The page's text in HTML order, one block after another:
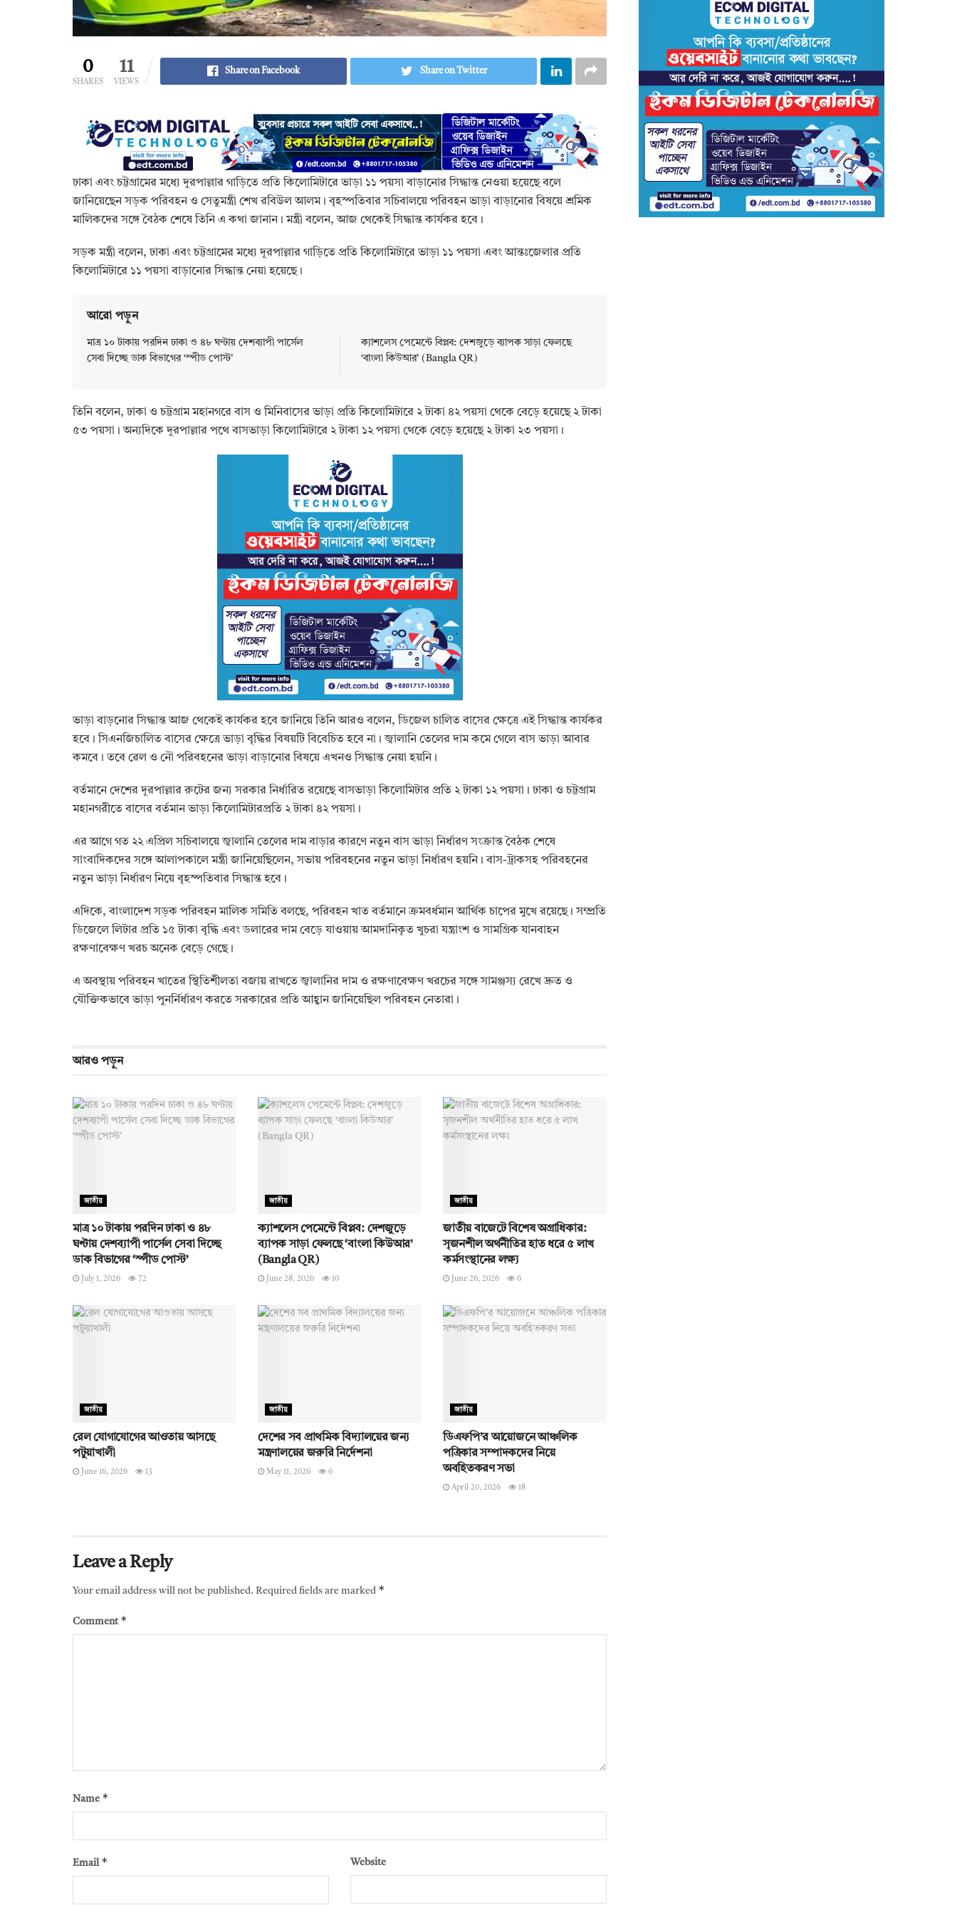
0
SHARES
11
VIEWS
Share on Facebook Share on Twitter
ঢাকা এবং চট্টগ্রামের মধ্যে দূরপাল্লার গাড়িতে প্রতি কিলোমিটারে ভাড়া ১১ পয়সা বাড়ানোর সিদ্ধান্ত নেওয়া হয়েছে বলে
জানিয়েছেন সড়ক পরিবহন ও সেতুমন্ত্রী শেখ রবিউল আলম। বৃহস্পতিবার সচিবালয়ে পরিবহন ভাড়া বাড়ানোর বিষয়ে শ্রমিক
মালিকদের সঙ্গে বৈঠক শেষে তিনি এ কথা জানান। মন্ত্রী বলেন, আজ থেকেই সিদ্ধান্ত কার্যকর হবে।
সড়ক মন্ত্রী বলেন, ঢাকা এবং চট্টগ্রামের মধ্যে দূরপাল্লার গাড়িতে প্রতি কিলোমিটারে ভাড়া ১১ পয়সা এবং আন্তঃজেলার প্রতি
কিলোমিটারে ১১ পয়সা বাড়ানোর সিদ্ধান্ত নেয়া হয়েছে।
আরো পড়ুন
মাত্র ১০ টাকায় পরদিন ঢাকা ও ৪৮ ঘণ্টায় দেশব্যাপী পার্সেল
সেবা দিচ্ছে ডাক বিভাগের ‘স্পীড পোস্ট’
ক্যাশলেস পেমেন্টে বিপ্লব: দেশজুড়ে ব্যাপক সাড়া ফেলছে
‘বাংলা কিউআর’ (Bangla QR)
তিনি বলেন, ঢাকা ও চট্টগ্রাম মহানগরে বাস ও মিনিবাসের ভাড়া প্রতি কিলোমিটারে ২ টাকা ৪২ পয়সা থেকে বেড়ে হয়েছে ২ টাকা
৫৩ পয়সা। অন্যদিকে দূরপাল্লার পথে বাসভাড়া কিলোমিটারে ২ টাকা ১২ পয়সা থেকে বেড়ে হয়েছে ২ টাকা ২৩ পয়সা।
ভাড়া বাড়নোর সিদ্ধান্ত আজ থেকেই কার্যকর হবে জানিয়ে তিনি আরও বলেন, ডিজেল চালিত বাসের ক্ষেত্রে এই সিদ্ধান্ত কার্যকর
হবে। সিএনজিচালিত বাসের ক্ষেত্রে ভাড়া বৃদ্ধির বিষয়টি বিবেচিত হবে না। জ্বালানি তেলের দাম কমে গেলে বাস ভাড়া আবার
কমবে। তবে রেল ও নৌ পরিবহনের ভাড়া বাড়ানোর বিষয়ে এখনও সিদ্ধান্ত নেয়া হয়নি।
বর্তমানে দেশের দূরপাল্লার রুটের জন্য সরকার নির্ধারিত রয়েছে বাসভাড়া কিলোমিটার প্রতি ২ টাকা ১২ পয়সা। ঢাকা ও চট্টগ্রাম
মহানগরীতে বাসের বর্তমান ভাড়া কিলোমিটারপ্রতি ২ টাকা ৪২ পয়সা।
এর আগে গত ২২ এপ্রিল সচিবালয়ে জ্বালানি তেলের দাম বাড়ার কারণে নতুন বাস ভাড়া নির্ধারণ সংক্রান্ত বৈঠক শেষে
সাংবাদিকদের সঙ্গে আলাপকালে মন্ত্রী জানিয়েছিলেন, সভায় পরিবহনের নতুন ভাড়া নির্ধারণ হয়নি। বাস-ট্রাকসহ পরিবহনের
নতুন ভাড়া নির্ধারণ নিয়ে বৃহস্পতিবার সিদ্ধান্ত হবে।
এদিকে, বাংলাদেশ সড়ক পরিবহন মালিক সমিতি বলছে, পরিবহন খাত বর্তমানে ক্রমবর্ধমান আর্থিক চাপের মুখে রয়েছে। সম্প্রতি
ডিজেলে লিটার প্রতি ১৫ টাকা বৃদ্ধি এবং ডলারের দাম বেড়ে যাওয়ায় আমদানিকৃত খুচরা যন্ত্রাংশ ও সামগ্রিক যানবাহন
রক্ষণাবেক্ষণ খরচ অনেক বেড়ে গেছে।
এ অবস্থায় পরিবহন খাতের স্থিতিশীলতা বজায় রাখতে জ্বালানির দাম ও রক্ষণাবেক্ষণ খরচের সঙ্গে সামঞ্জস্য রেখে দ্রুত ও
যৌক্তিকভাবে ভাড়া পুনর্নির্ধারণ করতে সরকারের প্রতি আহ্বান জানিয়েছিল পরিবহন নেতারা।
আরও পড়ুন
জাতীয়
মাত্র ১০ টাকায় পরদিন ঢাকা ও ৪৮
ঘণ্টায় দেশব্যাপী পার্সেল সেবা দিচ্ছে
ডাক বিভাগের ‘স্পীড পোস্ট’
July 1, 2026 72
জাতীয়
ক্যাশলেস পেমেন্টে বিপ্লব: দেশজুড়ে
ব্যাপক সাড়া ফেলছে ‘বাংলা কিউআর’
(Bangla QR)
June 28, 2026 10
জাতীয়
জাতীয় বাজেটে বিশেষ অগ্রাধিকার:
সৃজনশীল অর্থনীতির হাত ধরে ৫ লাখ
কর্মসংস্থানের লক্ষ্য
June 26, 2026 6
জাতীয়
রেল যোগাযোগের আওতায় আসছে
পটুয়াখালী
June 16, 2026 13
জাতীয়
দেশের সব প্রাথমিক বিদ্যালয়ের জন্য
মন্ত্রণালয়ের জরুরি নির্দেশনা
May 11, 2026 6
জাতীয়
ডিএফপি’র আয়োজনে আঞ্চলিক
পত্রিকার সম্পাদকদের নিয়ে
অবহিতকরণ সভা
April 20, 2026 18
Leave a Reply
Your email address will not be published. Required fields are marked *
Comment *
Name *
Email * Website